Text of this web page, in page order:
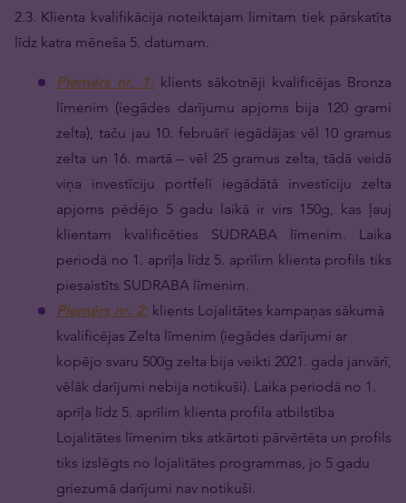
2.3. Klienta kvalifikācija noteiktajam limitam tiek pārskatīta
līdz katra mēneša 5. datumam.
Piemērs nr. 1:klients sākotnēji kvalificējas Bronza
līmenim (iegādes darījumu apjoms bija 120 grami
zelta), taču jau 10. februārī iegādājas vēl 10 gramus
zelta un 16. martā – vēl 25 gramus zelta, tādā veidā
viņa investīciju portfelī iegādātā investīciju zelta
apjoms pēdējo 5 gadu laikā ir virs 150g, kas ļauj
klientam kvalificēties SUDRABA līmenim. Laika
periodā no 1. aprīļa līdz 5. aprīlim klienta profils tiks
piesaistīts SUDRABA līmenim.
Piemērs nr. 2: klients Lojalitātes kampaņas sākumā
kvalificējas Zelta līmenim (iegādes darījumi ar
kopējo svaru 500g zelta bija veikti 2021. gada janvārī,
vēlāk darījumi nebija notikuši). Laika periodā no 1.
aprīļa līdz 5. aprīlim klienta profila atbilstība
Lojalitātes līmenim tiks atkārtoti pārvērtēta un profils
tiks izslēgts no lojalitātes programmas, jo 5 gadu
griezumā darījumi nav notikuši.